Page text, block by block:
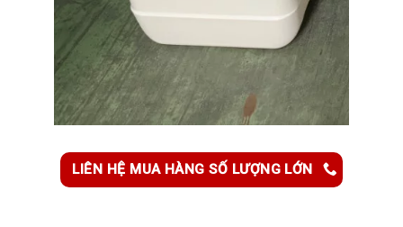
LIÊN HỆ MUA HÀNG SỐ LƯỢNG LỚN